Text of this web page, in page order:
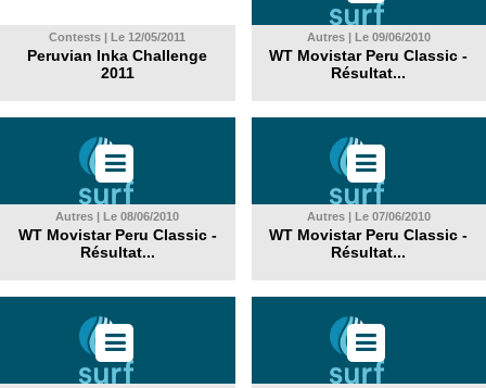
Contests | Le 12/05/2011
Peruvian Inka Challenge
2011
Autres | Le 09/06/2010
WT Movistar Peru Classic -
Résultat...
Autres | Le 08/06/2010
WT Movistar Peru Classic -
Résultat...
Autres | Le 07/06/2010
WT Movistar Peru Classic -
Résultat...